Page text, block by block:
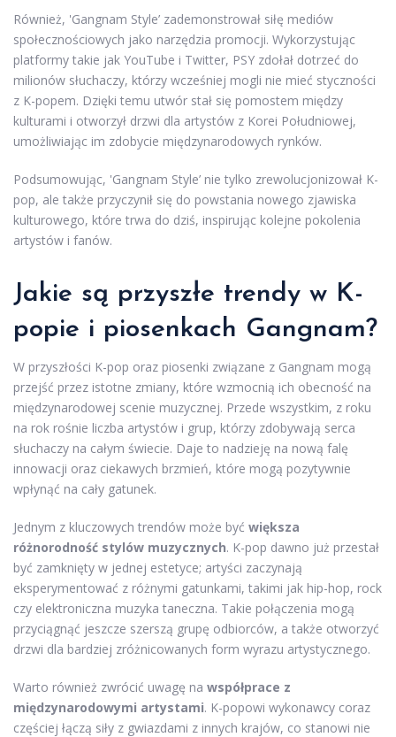
Również, 'Gangnam Style’ zademonstrował siłę mediów
społecznościowych jako narzędzia promocji. Wykorzystując
platformy takie jak YouTube i Twitter, PSY zdołał dotrzeć do
milionów słuchaczy, którzy wcześniej mogli nie mieć styczności
z K-popem. Dzięki temu utwór stał się pomostem między
kulturami i otworzył drzwi dla artystów z Korei Południowej,
umożliwiając im zdobycie międzynarodowych rynków.
Podsumowując, 'Gangnam Style’ nie tylko zrewolucjonizował K-
pop, ale także przyczynił się do powstania nowego zjawiska
kulturowego, które trwa do dziś, inspirując kolejne pokolenia
artystów i fanów.
Jakie są przyszłe trendy w K-
popie i piosenkach Gangnam?
W przyszłości K-pop oraz piosenki związane z Gangnam mogą
przejść przez istotne zmiany, które wzmocnią ich obecność na
międzynarodowej scenie muzycznej. Przede wszystkim, z roku
na rok rośnie liczba artystów i grup, którzy zdobywają serca
słuchaczy na całym świecie. Daje to nadzieję na nową falę
innowacji oraz ciekawych brzmień, które mogą pozytywnie
wpłynąć na cały gatunek.
Jednym z kluczowych trendów może być większa
różnorodność stylów muzycznych. K-pop dawno już przestał
być zamknięty w jednej estetyce; artyści zaczynają
eksperymentować z różnymi gatunkami, takimi jak hip-hop, rock
czy elektroniczna muzyka taneczna. Takie połączenia mogą
przyciągnąć jeszcze szerszą grupę odbiorców, a także otworzyć
drzwi dla bardziej zróżnicowanych form wyrazu artystycznego.
Warto również zwrócić uwagę na współprace z
międzynarodowymi artystami. K-popowi wykonawcy coraz
częściej łączą siły z gwiazdami z innych krajów, co stanowi nie